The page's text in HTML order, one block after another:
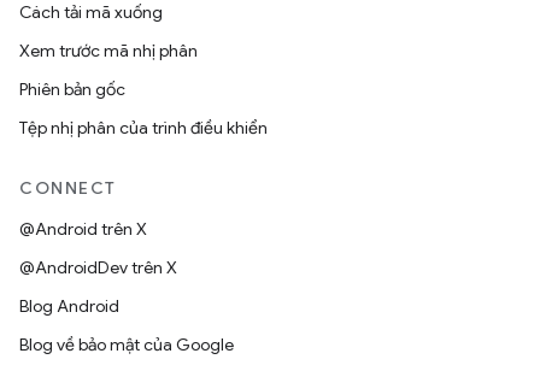
Cách tải mã xuống
Xem trước mã nhị phân
Phiên bản gốc
Tệp nhị phân của trình điều khiển
CONNECT
@Android trên X
@AndroidDev trên X
Blog Android
Blog về bảo mật của Google